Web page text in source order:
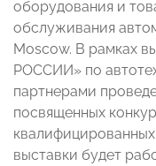
оборудования и
обслуживания
Moscow. В рамках
РОССИИ» по
партнерами
посвященных
выставки будет